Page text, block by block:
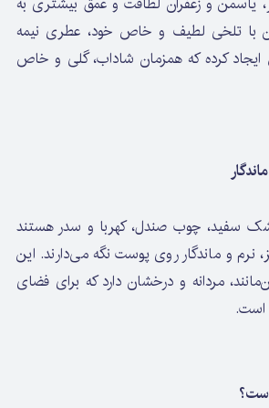
با تلخی لطیف و خاص خود، عطری نیمه
ایجاد کرده که همزمان شاداب، گلی و خاص
سفید، چوب صندل، کهربا و سدر هستند
نرم و ماندگار روی پوست نگه می‌دارند. این
مردانه و درخشان دارد که برای فضای
است.